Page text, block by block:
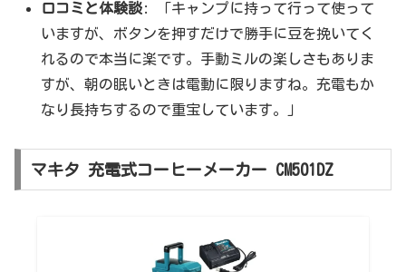
口コミと体験談: 「キャンプに持って行って使って
いますが、ボタンを押すだけで勝手に豆を挽いてく
れるので本当に楽です。手動ミルの楽しさもありま
すが、朝の眠いときは電動に限りますね。充電もか
なり長持ちするので重宝しています。」
マキタ 充電式コーヒーメーカー CM501DZ